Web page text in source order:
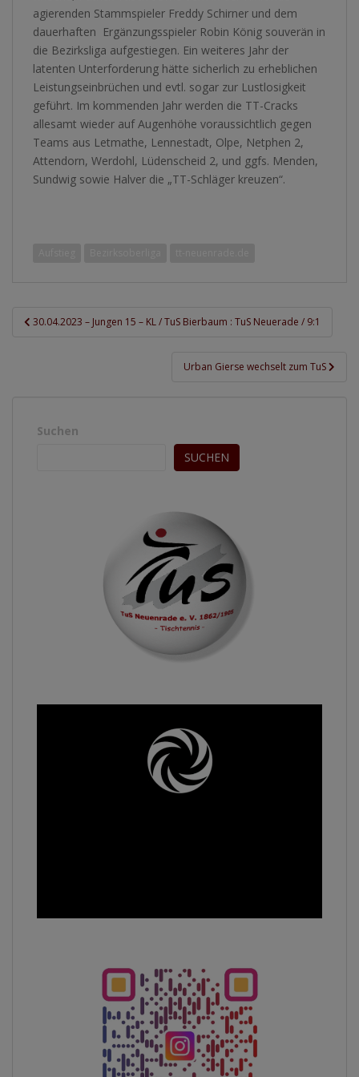
agierenden Stammspieler Freddy Schirner und dem
dauerhaften Ergänzungsspieler Robin König souverän in
die Bezirksliga aufgestiegen. Ein weiteres Jahr der
latenten Unterforderung hätte sicherlich zu erheblichen
Leistungseinbrüchen und evtl. sogar zur Lustlosigkeit
geführt. Im kommenden Jahr werden die TT-Cracks
allesamt wieder auf Augenhöhe voraussichtlich gegen
Teams aus Letmathe, Lennestadt, Olpe, Netphen 2,
Attendorn, Werdohl, Lüdenscheid 2, und ggfs. Menden,
Sundwig sowie Halver die „TT-Schläger kreuzen“.
Beitragsnavigation
30.04.2023 – Jungen 15 – KL / TuS Bierbaum : TuS Neuerade / 9:1
Urban Gierse wechselt zum TuS
Suchen
SUCHEN